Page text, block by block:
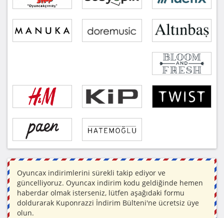
Oyuncax indirimlerini sürekli takip ediyor ve
güncelliyoruz. Oyuncax indirim kodu geldiğinde hemen
haberdar olmak isterseniz, lütfen aşağıdaki formu
doldurarak Kuponrazzi İndirim Bülteni'ne ücretsiz üye
olun.